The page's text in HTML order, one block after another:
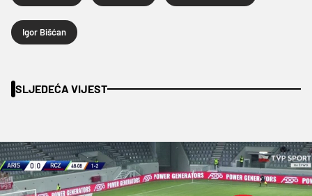
Igor Bišćan
SLJEDEĆA VIJEST